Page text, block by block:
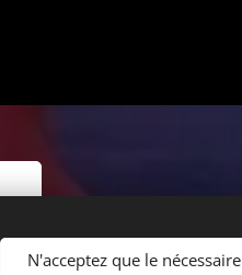
N'acceptez que le nécessaire